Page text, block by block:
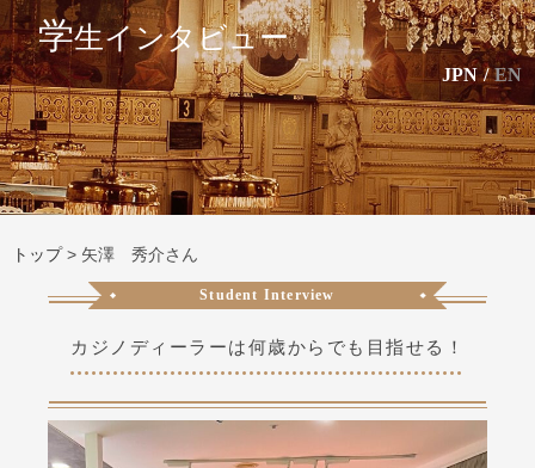
学生インタビュー
JPN / EN
トップ> 矢澤 秀介さん
Student Interview
カジノディーラーは何歳からでも目指せる！